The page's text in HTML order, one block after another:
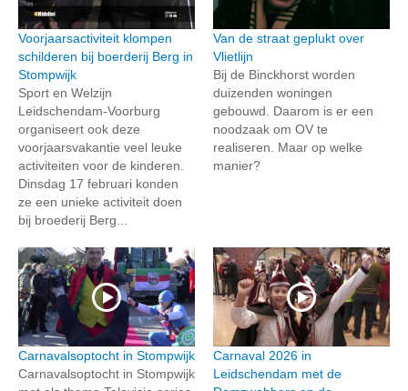
Voorjaarsactiviteit klompen
schilderen bij boerderij Berg in
Stompwijk
Sport en Welzijn
Leidschendam-Voorburg
organiseert ook deze
voorjaarsvakantie veel leuke
activiteiten voor de kinderen.
Dinsdag 17 februari konden
ze een unieke activiteit doen
bij broederij Berg...
Van de straat geplukt over
Vlietlijn
Bij de Binckhorst worden
duizenden woningen
gebouwd. Daarom is er een
noodzaak om OV te
realiseren. Maar op welke
manier?
Carnavalsoptocht in Stompwijk
Carnavalsoptocht in Stompwijk
Carnaval 2026 in
Leidschendam met de